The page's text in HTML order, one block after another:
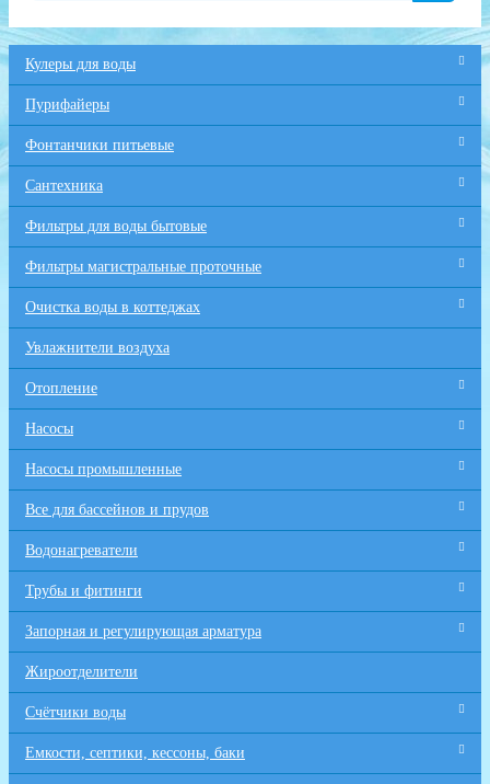
Кулеры для воды
Пурифайеры
Фонтанчики питьевые
Сантехника
Фильтры для воды бытовые
Фильтры магистральные проточные
Очистка воды в коттеджах
Увлажнители воздуха
Отопление
Насосы
Насосы промышленные
Все для бaссейнов и прудов
Водонагреватели
Трубы и фитинги
Запорная и регулирующая арматура
Жироотделители
Счётчики воды
Емкости, септики, кессоны, баки